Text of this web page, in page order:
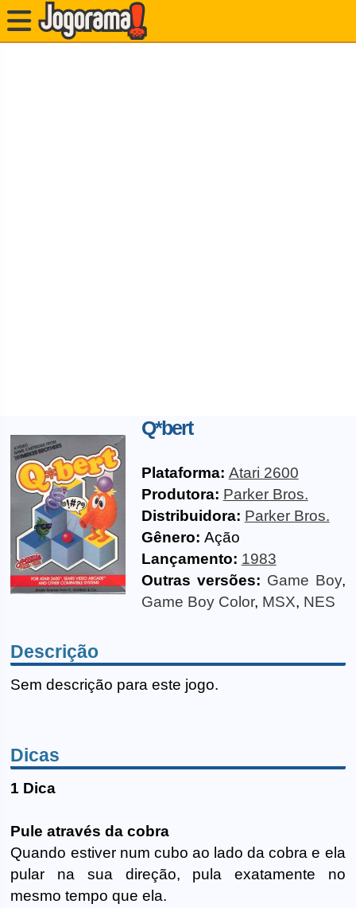
Q*bert
Plataforma: Atari 2600
Produtora: Parker Bros.
Distribuidora: Parker Bros.
Gênero: Ação
Lançamento: 1983
Outras versões: Game Boy,
Game Boy Color, MSX, NES
Descrição
Sem descrição para este jogo.
Dicas
1 Dica
Pule através da cobra
Quando estiver num cubo ao lado da cobra e ela
pular na sua direção, pula exatamente no
mesmo tempo que ela.